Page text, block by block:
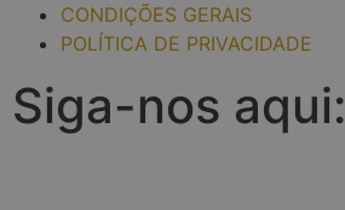
CONDIÇÕES GERAIS
POLÍTICA DE PRIVACIDADE
Siga-nos aqui: